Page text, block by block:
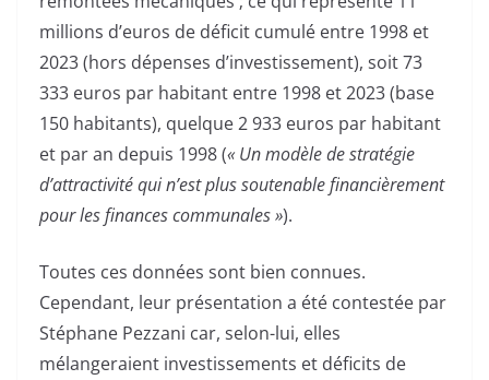
millions d’euros de déficit cumulé entre 1998 et
2023 (hors dépenses d’investissement), soit 73
333 euros par habitant entre 1998 et 2023 (base
150 habitants), quelque 2 933 euros par habitant
et par an depuis 1998 (« Un modèle de stratégie
d’attractivité qui n’est plus soutenable financièrement
pour les finances communales »).
Toutes ces données sont bien connues.
Cependant, leur présentation a été contestée par
Stéphane Pezzani car, selon-lui, elles
mélangeraient investissements et déficits de